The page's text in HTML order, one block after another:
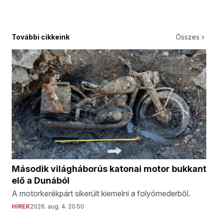
További cikkeink Összes
Második világháborús katonai motor bukkant
elő a Dunából
A motorkerékpárt sikerült kiemelni a folyómederből.
HÍREK2026. aug. 4. 20:50